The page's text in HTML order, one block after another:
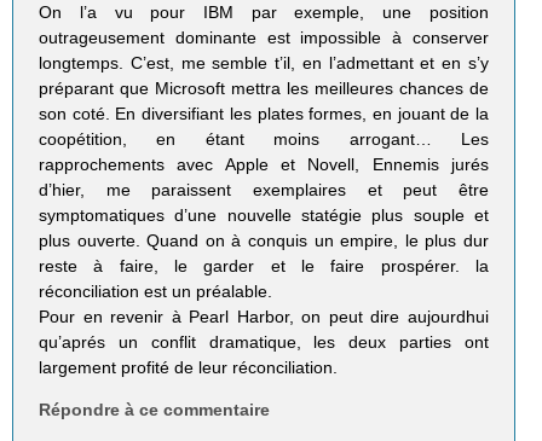
On l’a vu pour IBM par exemple, une position
outrageusement dominante est impossible à conserver
longtemps. C’est, me semble t’il, en l’admettant et en s’y
préparant que Microsoft mettra les meilleures chances de
son coté. En diversifiant les plates formes, en jouant de la
coopétition, en étant moins arrogant… Les
rapprochements avec Apple et Novell, Ennemis jurés
d’hier, me paraissent exemplaires et peut être
symptomatiques d’une nouvelle statégie plus souple et
plus ouverte. Quand on à conquis un empire, le plus dur
reste à faire, le garder et le faire prospérer. la
réconciliation est un préalable.
Pour en revenir à Pearl Harbor, on peut dire aujourdhui
qu’aprés un conflit dramatique, les deux parties ont
largement profité de leur réconciliation.
Répondre à ce commentaire